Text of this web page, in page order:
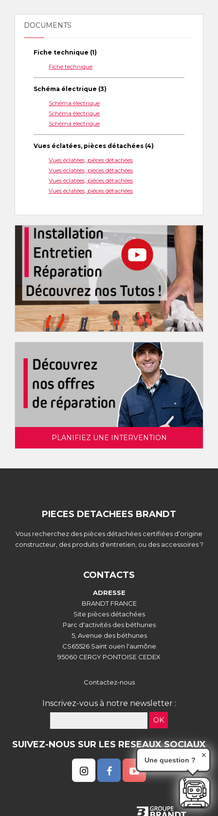
DOCUMENTS
Fiche technique (1)
Fiche technique
Schéma électrique (3)
Schéma électrique
Schéma électrique
Schéma électrique
Vues éclatées, pièces détachées (4)
Vues éclatées, pièces détachées
Vues éclatées, pièces détachées
Vues éclatées, pièces détachées
Vues éclatées, pièces détachées
PLANIFIEZ UNE INTERVENTION
PIECES DETACHEES BRANDT
Vous recherchez des pièces détachées certifiées d’origine
constructeur, des produits d'entretien, ou des accessoires ?
CONTACTS
ADRESSE
BRANDT FRANCE
Site pièces détachées
Parc d'activités des béthunes
5, Avenue des béthunes
CS65526 Saint ouen l'aumône
95060 CERGY PONTOISE CEDEX
Contactez-nous
Inscrivez-vous à notre newsletter :
OK
SUIVEZ-NOUS SUR LES RESEAUX SOCIAUX
Une question ?
✕